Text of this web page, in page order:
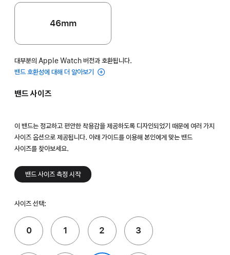
46mm
대부분의 Apple Watch 버전과 호환됩니다.
밴드 호환성에 대해 더 알아보기
밴드 사이즈
이 밴드는 정교하고 편안한 착용감을 제공하도록 디자인되었기 때문에 여러 가지
사이즈 옵션으로 제공됩니다. 아래 가이드를 이용해 본인에게 맞는 밴드
사이즈를 찾아보세요.
밴드 사이즈 측정 시작
사이즈 선택:
0 1 2 3